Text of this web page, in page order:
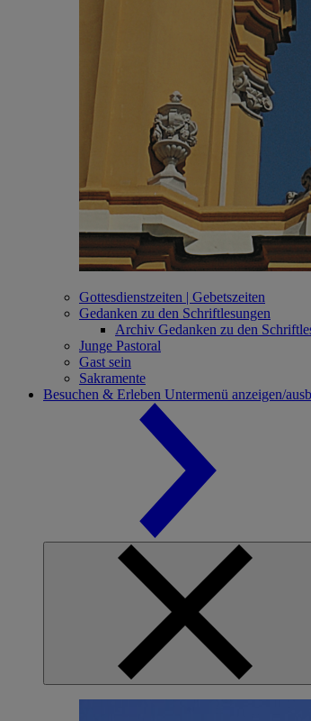
Gottesdienstzeiten | Gebetszeiten
Gedanken zu den Schriftlesungen
Archiv Gedanken zu den
Junge Pastoral
Gast sein
Sakramente
Besuchen & Erleben Untermenü anzeigen/